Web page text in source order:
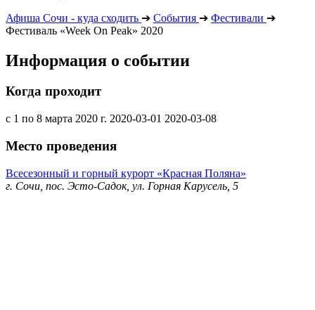
Афиша Сочи - куда сходить ➔ События ➔ Фестивали ➔
Фестиваль «Week On Peak» 2020
Информация о событии
Когда проходит
с 1 по 8 марта 2020 г. 2020-03-01 2020-03-08
Место проведения
Всесезонный и горный курорт «Красная Поляна»
г. Сочи, пос. Эсто-Садок, ул. Горная Карусель, 5